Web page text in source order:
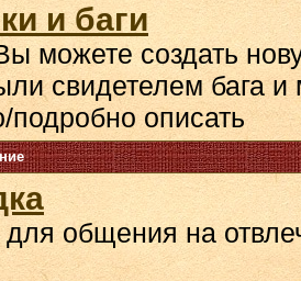
и баги
можете создать
свидетелем бага и
описать
для общения на